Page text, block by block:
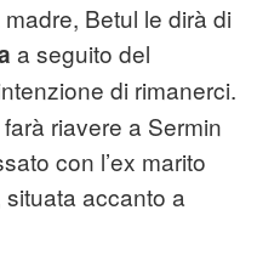
Betul le dirà di
a seguito del
di rimanerci.
riavere a Sermin
con l’ex marito
accanto a